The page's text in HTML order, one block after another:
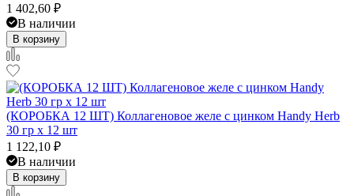
1 402,60 ₽
В наличии
В корзину
(КОРОБКА 12 ШТ) Коллагеновое желе с цинком Handy Herb
30 гр x 12 шт
1 122,10 ₽
В наличии
В корзину